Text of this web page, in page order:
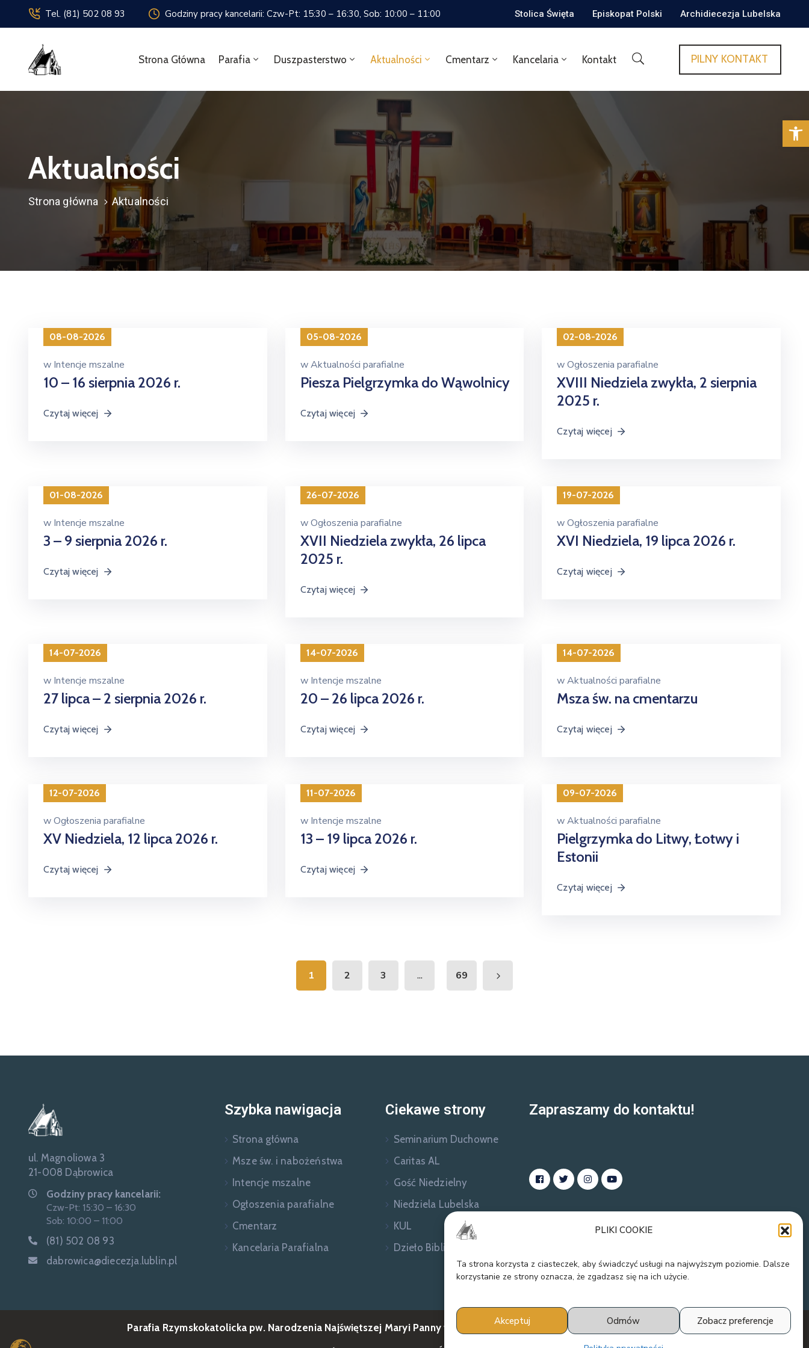
PLIKI COOKIE
Ta strona korzysta z ciasteczek, aby świadczyć usługi na najwyższym poziomie. Dalsze
korzystanie ze strony oznacza, że zgadzasz się na ich użycie.
Akceptuj Odmów Zobacz preferencje
Tel. (81) 502 08 93 Godziny pracy kancelarii: Czw-Pt: 15:30 – 16:30, Sob: 10:00 – 11:00 Stolica Święta Episkopat Polski Archidiecezja Lubelska
Strona Główna Parafia Duszpasterstwo Aktualności Cmentarz Kancelaria Kontakt PILNY KONTAKT
Aktualności
Strona główna Aktualności
08-08-2026
w Intencje mszalne
10 – 16 sierpnia 2026 r.
Czytaj więcej
05-08-2026
wAktualności parafialne
Piesza Pielgrzymka do Wąwolnicy
Czytaj więcej
02-08-2026
wOgłoszenia parafialne
XVIII Niedziela zwykła, 2 sierpnia
2025 r.
Czytaj więcej
01-08-2026
w Intencje mszalne
3 – 9 sierpnia 2026 r.
Czytaj więcej
26-07-2026
wOgłoszenia parafialne
XVII Niedziela zwykła, 26 lipca
2025 r.
Czytaj więcej
19-07-2026
wOgłoszenia parafialne
XVI Niedziela, 19 lipca 2026 r.
Czytaj więcej
14-07-2026
w Intencje mszalne
27 lipca – 2 sierpnia 2026 r.
Czytaj więcej
14-07-2026
w Intencje mszalne
20 – 26 lipca 2026 r.
Czytaj więcej
14-07-2026
wAktualności parafialne
Msza św. na cmentarzu
Czytaj więcej
12-07-2026
wOgłoszenia parafialne
XV Niedziela, 12 lipca 2026 r.
Czytaj więcej
11-07-2026
w Intencje mszalne
13 – 19 lipca 2026 r.
Czytaj więcej
09-07-2026
wAktualności parafialne
Pielgrzymka do Litwy, Łotwy i
Estonii
Czytaj więcej
1 2 3 ... 69
ul. Magnoliowa 3
21-008 Dąbrowica
Godziny pracy kancelarii:
Czw-Pt: 15:30 – 16:30
Sob: 10:00 – 11:00
(81) 502 08 93
dabrowica@diecezja.lublin.pl
Szybka nawigacja
Strona główna
Msze św. i nabożeństwa
Intencje mszalne
Ogłoszenia parafialne
Cmentarz
Kancelaria Parafialna
Ciekawe strony
Seminarium Duchowne
Caritas AL
Gość Niedzielny
Niedziela Lubelska
KUL
Dzieło Biblijne
Zapraszamy do kontaktu!
Parafia Rzymskokatolicka pw. Narodzenia Najświętszej Maryi Panny w Dąbrowicy © 2024 Wszelkie prawa zastrzeżone.